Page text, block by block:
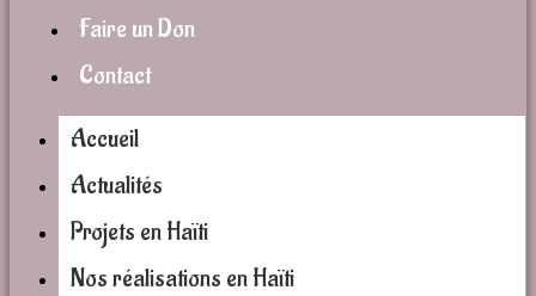
Faire un Don
Contact
Accueil
Actualités
Projets en Haïti
Nos réalisations en Haïti